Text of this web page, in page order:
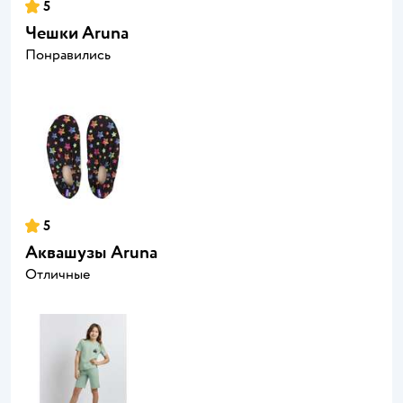
5
Чешки Aruna
Понравились
5
Аквашузы Aruna
Отличные